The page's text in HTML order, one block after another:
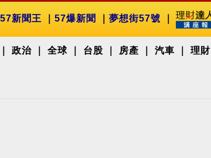
57新聞王 57爆新聞 夢想街57號
政治 全球 台股 房產 汽車 理財